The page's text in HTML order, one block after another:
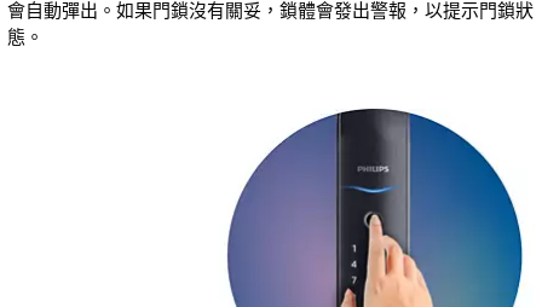
會自動彈出。如果門鎖沒有關妥，鎖體會發出警報，以提示門鎖狀
態。